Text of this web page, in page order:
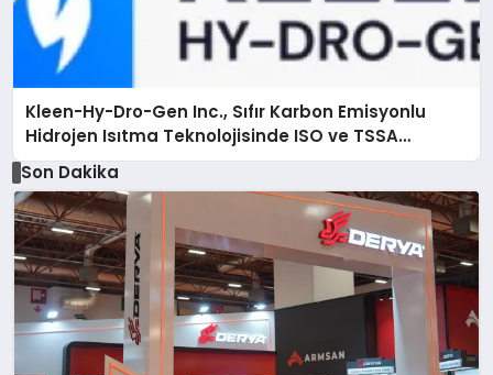
Kleen-Hy-Dro-Gen Inc., Sıfır Karbon Emisyonlu
Hidrojen Isıtma Teknolojisinde ISO ve TSSA
Düzenleyici Onaylarını Aldı
Son Dakika